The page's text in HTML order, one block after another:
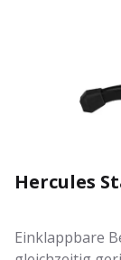
Hercules
Einklappbare